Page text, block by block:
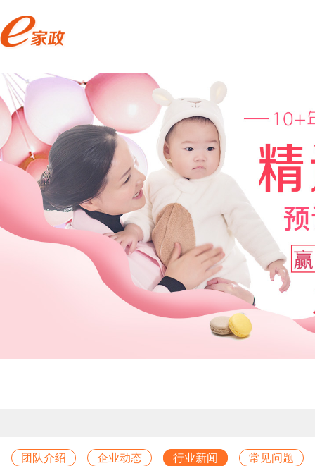
团队介绍 企业动态 行业新闻 常见问题